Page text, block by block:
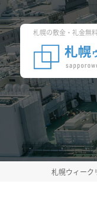
札幌の敷金・礼金無
札幌ウィーク